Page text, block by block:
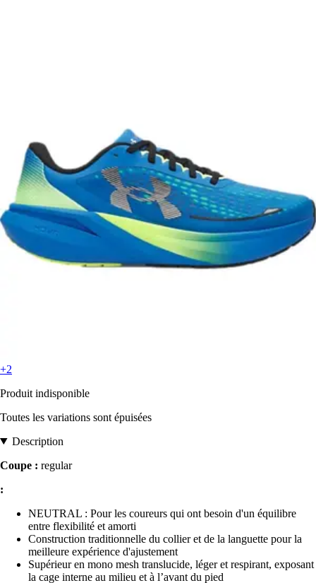
+2
Produit indisponible
Toutes les variations sont épuisées
Description
Coupe : regular
:
NEUTRAL : Pour les coureurs qui ont besoin d'un équilibre
entre flexibilité et amorti
Construction traditionnelle du collier et de la languette pour la
meilleure expérience d'ajustement
Supérieur en mono mesh translucide, léger et respirant, exposant
la cage interne au milieu et à l’avant du pied